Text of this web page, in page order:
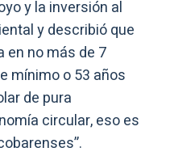
y la inversión al
y describió que
en no más de 7
mínimo o 53 años
de pura
circular, eso es